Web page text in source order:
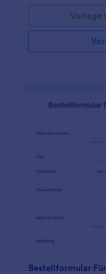
wird, ist PayPal. Sie
Zahlungstool durch
wie Stripe,
Das Zahlungstool von
Produktoptionen zu
Vorlage
Bestellformular